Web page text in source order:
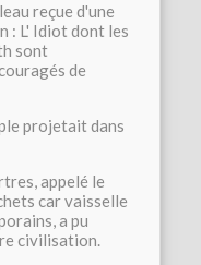
reçue d'une
: L' Idiot dont les
sont
de
projetait dans
appelé le
car vaisselle
a pu
civilisation.